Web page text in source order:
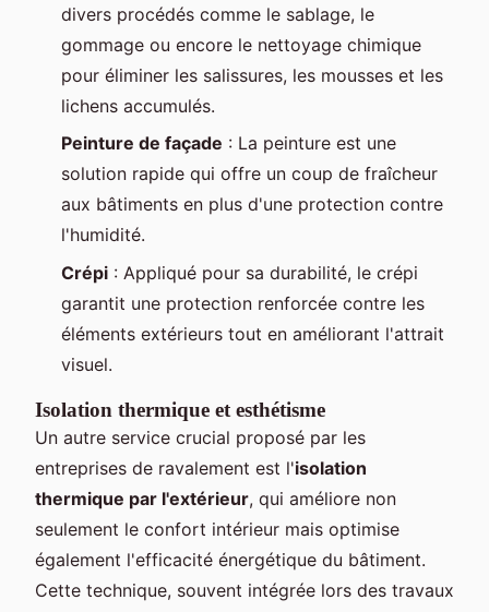
divers procédés comme le sablage, le
gommage ou encore le nettoyage chimique
pour éliminer les salissures, les mousses et les
lichens accumulés.
Peinture de façade : La peinture est une
solution rapide qui offre un coup de fraîcheur
aux bâtiments en plus d'une protection contre
l'humidité.
Crépi : Appliqué pour sa durabilité, le crépi
garantit une protection renforcée contre les
éléments extérieurs tout en améliorant l'attrait
visuel.
Isolation thermique et esthétisme
Un autre service crucial proposé par les
entreprises de ravalement est l'isolation
thermique par l'extérieur, qui améliore non
seulement le confort intérieur mais optimise
également l'efficacité énergétique du bâtiment.
Cette technique, souvent intégrée lors des travaux